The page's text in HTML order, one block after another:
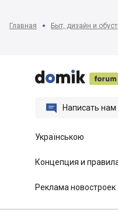
Главная Быт, дизайн и



 Написать нам
Українською
Концепция и
Реклама новостроек